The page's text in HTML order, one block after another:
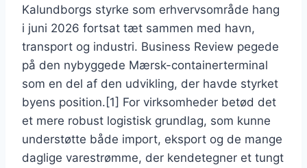
Kalundborgs styrke som erhvervsområde hang
i juni 2026 fortsat tæt sammen med havn,
transport og industri. Business Review pegede
på den nybyggede Mærsk-containerterminal
som en del af den udvikling, der havde styrket
byens position.[1] For virksomheder betød det
et mere robust logistisk grundlag, som kunne
understøtte både import, eksport og de mange
daglige varestrømme, der kendetegner et tungt